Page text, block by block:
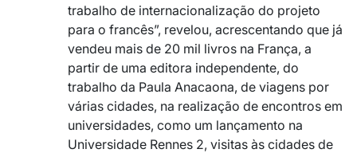
trabalho de internacionalização do projeto
para o francês”, revelou, acrescentando que já
vendeu mais de 20 mil livros na França, a
partir de uma editora independente, do
trabalho da Paula Anacaona, de viagens por
várias cidades, na realização de encontros em
universidades, como um lançamento na
Universidade Rennes 2, visitas às cidades de